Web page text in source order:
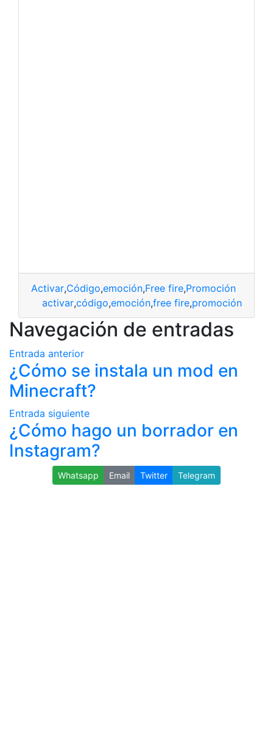
Activar,Código,emoción,Free fire,Promoción
activar,código,emoción,free fire,promoción
Navegación de entradas
Entrada anterior
¿Cómo se instala un mod en
Minecraft?
Entrada siguiente
¿Cómo hago un borrador en
Instagram?
Whatsapp Email Twitter Telegram